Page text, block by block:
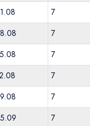
7
7
7
7
7
7